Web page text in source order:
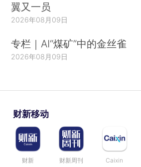
翼又一员
2026年08月09日
专栏｜AI“煤矿”中的金丝雀
2026年08月09日
财新移动
财新 财新周刊 Caixin